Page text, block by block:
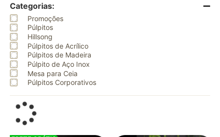
Categorias:
Promoções
Púlpitos
Hillsong
Púlpitos de Acrílico
Púlpitos de Madeira
Púlpito de Aço Inox
Mesa para Ceia
Púlpitos Corporativos